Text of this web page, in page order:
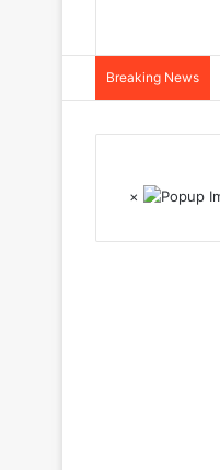
Breaking News
×